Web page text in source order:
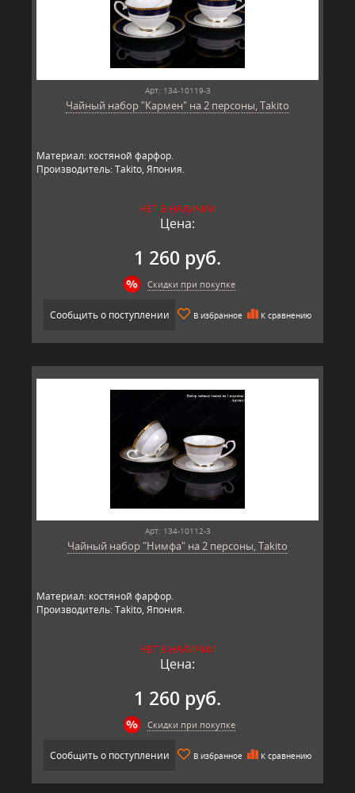
Арт: 134-10119-3
Чайный набор "Кармен" на 2 персоны, Takito
Материал: костяной фарфор.
Производитель: Takito, Япония.
НЕТ В НАЛИЧИИ
Цена:
1 260 руб.
Скидки при покупке
Сообщить о поступлении В избранное К сравнению
Арт: 134-10112-3
Чайный набор "Нимфа" на 2 персоны, Takito
Материал: костяной фарфор.
Производитель: Takito, Япония.
НЕТ В НАЛИЧИИ
Цена:
1 260 руб.
Скидки при покупке
Сообщить о поступлении В избранное К сравнению